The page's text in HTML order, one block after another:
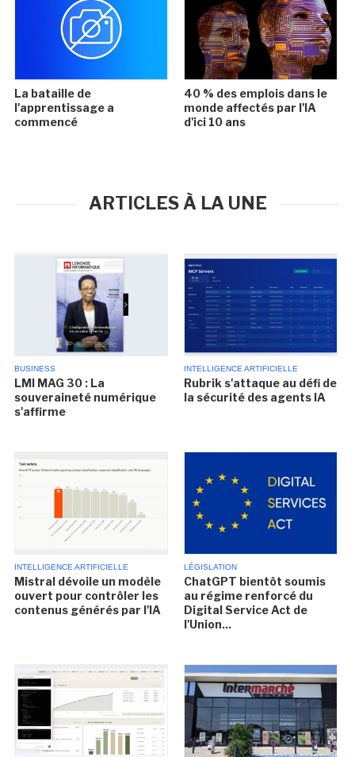
La bataille de
l'apprentissage a
commencé
40 % des emplois dans le
monde affectés par l'IA
d'ici 10 ans
ARTICLES À LA UNE
BUSINESS
LMI MAG 30 : La
souveraineté numérique
s'affirme
INTELLIGENCE ARTIFICIELLE
Rubrik s'attaque au défi de
la sécurité des agents IA
INTELLIGENCE ARTIFICIELLE
Mistral dévoile un modèle
ouvert pour contrôler les
contenus générés par l'IA
LÉGISLATION
ChatGPT bientôt soumis
au régime renforcé du
Digital Service Act de
l'Union...